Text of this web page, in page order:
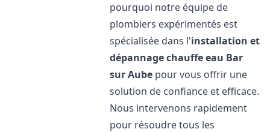
pourquoi notre équipe de
plombiers expérimentés est
spécialisée dans l'installation et
dépannage chauffe eau Bar
sur Aube pour vous offrir une
solution de confiance et efficace.
Nous intervenons rapidement
pour résoudre tous les